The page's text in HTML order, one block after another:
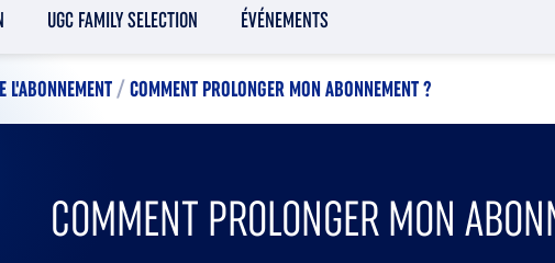
UGC FAMILY SELECTION ÉVÉNEMENTS
L'ABONNEMENT/ COMMENT PROLONGER MON ABONNEMENT ?
COMMENT PROLONGER MON